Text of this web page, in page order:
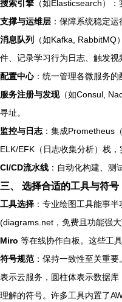
搜索引擎 （如Elasticsearch）
支撑与运维层 ：保障系统稳定运
消息队列 （如Kafka,
件、记录学习行为日志、触发视
配置中心：统一管理各微服务的
服务注册与发现（如Consul,
寻址。
监控与日志 ：集成Prometheus
ELK/EFK（日志收集分析）栈，
CI/CD流水线 ：自动化构建、测
三、 选择合适的工具与符号
工具选择 ：专业绘图工具能事
(diagrams.net，免费且功能强大)
Miro 等在线协作白板。这些工
符号规范 ：保持一致性至关重
表示云服务，圆柱体表示数据
理解的符号。许多工具内置了